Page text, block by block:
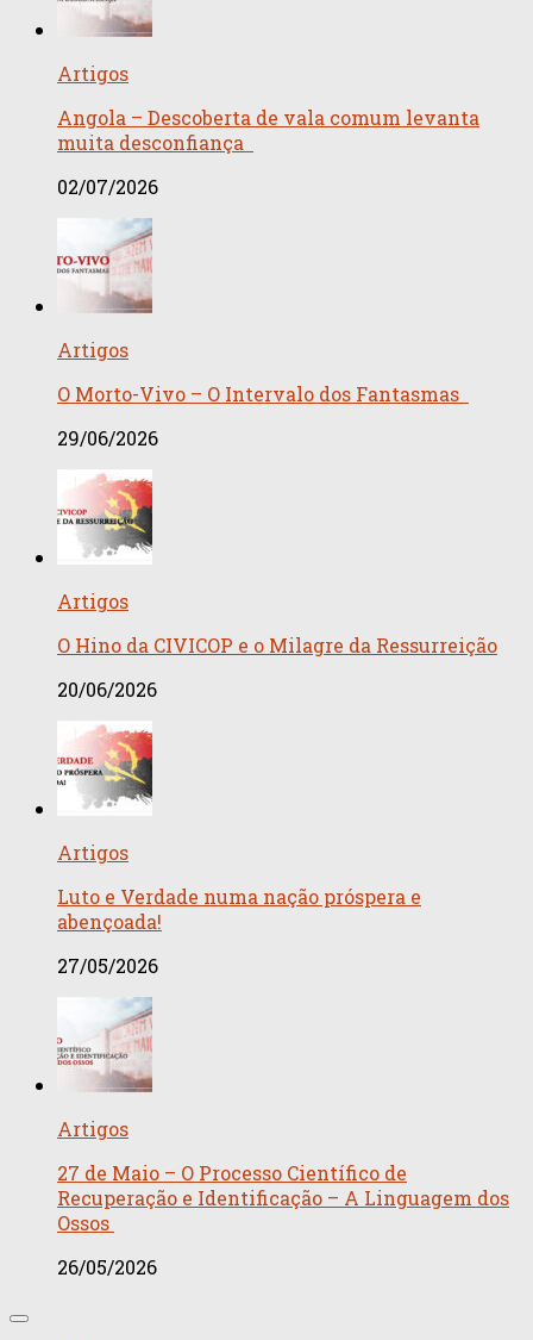
Artigos
Angola – Descoberta de vala comum levanta
muita desconfiança
02/07/2026
Artigos
O Morto-Vivo – O Intervalo dos Fantasmas
29/06/2026
Artigos
O Hino da CIVICOP e o Milagre da Ressurreição
20/06/2026
Artigos
Luto e Verdade numa nação próspera e
abençoada!
27/05/2026
Artigos
27 de Maio – O Processo Científico de
Recuperação e Identificação – A Linguagem dos
Ossos
26/05/2026